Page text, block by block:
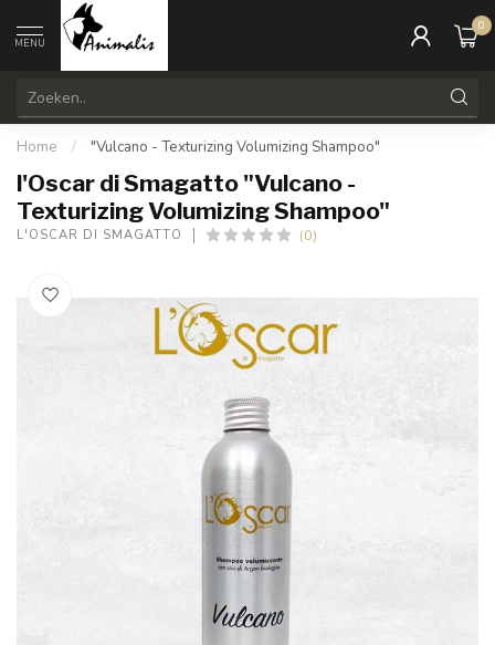
MENU
0
Home / "Vulcano - Texturizing Volumizing Shampoo"
l'Oscar di Smagatto "Vulcano -
Texturizing Volumizing Shampoo"
L'OSCAR DI SMAGATTO (0)